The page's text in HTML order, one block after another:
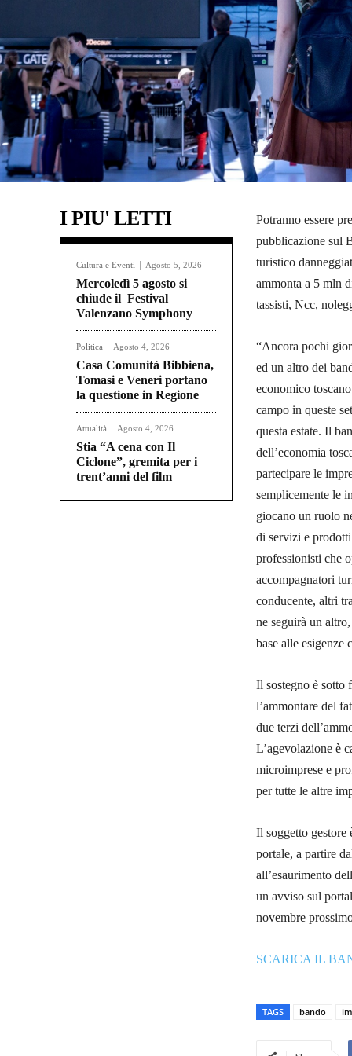
I PIU' LETTI
Cultura e Eventi Agosto 5, 2026
Mercoledì 5 agosto si
chiude il Festival
Valenzano Symphony
Politica Agosto 4, 2026
Casa Comunità Bibbiena,
Tomasi e Veneri portano
la questione in Regione
Attualità Agosto 4, 2026
Stia “A cena con Il
Ciclone”, gremita per i
trent’anni del film
Potranno essere
pubblicazione sul
turistico
ammonta a 5 mln
tassisti, Ncc,
“Ancora pochi
ed un altro dei
economico
campo in queste
questa estate. Il
dell’economia
partecipare le
semplicemente le
giocano un ruolo
di servizi e
professionisti che
accompagnatori
conducente, altri
ne seguirà un
base alle esigenze
Il sostegno è sotto
l’ammontare del
due terzi
L’agevolazione è
microimprese e
per tutte le altre
Il soggetto gestore
portale, a partire
all’esaurimento
un avviso sul
novembre
SCARICA IL
TAGS bando